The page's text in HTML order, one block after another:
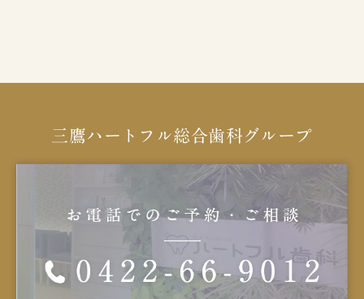
三鷹ハートフル総合歯科グループ